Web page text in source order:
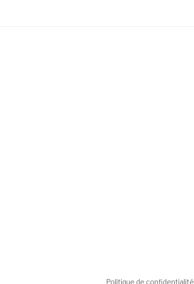
Politique de confidentialité